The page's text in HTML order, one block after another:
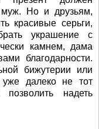
Но и друзьям,
красивые серьги,
украшение с
камнем, дама
благодарности.
бижутерии или
уже далеко не тот
надеть